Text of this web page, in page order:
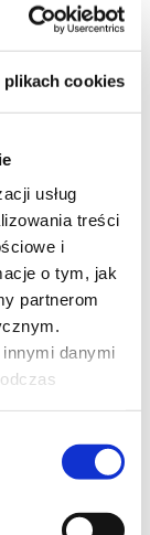
plikach cookies
usług
treści
i
o tym, jak
partnerom
danymi
dawni dowódcy,
częściach
przed
Din Djarina